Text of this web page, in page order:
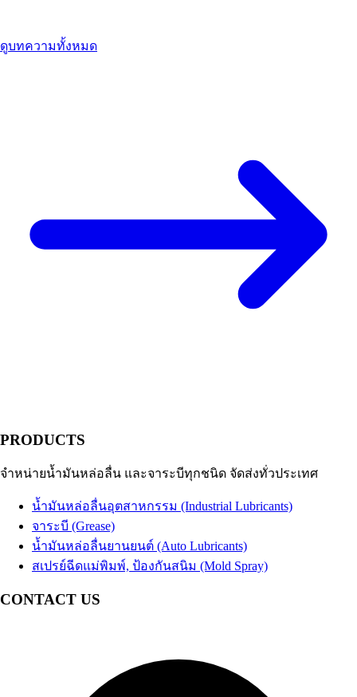
23 ส.ค. 2568อ่านต่อ
ดูบทความทั้งหมด
PRODUCTS
จำหน่ายน้ำมันหล่อลื่น และจาระบีทุกชนิด จัดส่งทั่วประเทศ
น้ำมันหล่อลื่นอุตสาหกรรม (Industrial Lubricants)
จาระบี (Grease)
น้ำมันหล่อลื่นยานยนต์ (Auto Lubricants)
สเปรย์ฉีดแม่พิมพ์, ป้องกันสนิม (Mold Spray)
CONTACT US